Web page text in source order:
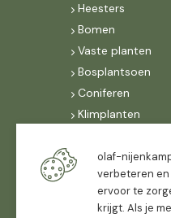
Heesters
Bomen
Vaste planten
Bosplantsoen
Coniferen
Klimplanten
Dak, lei- &
Dealers
olaf-
verbeteren en
ervoor te
krijgt. Als je